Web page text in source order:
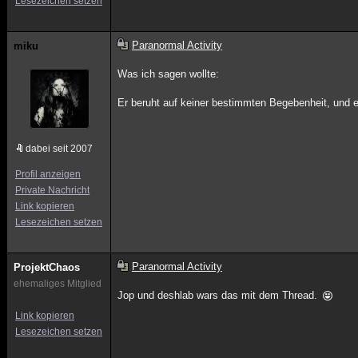
miku
dabei seit 2007
Profil anzeigen
Private Nachricht
Link kopieren
Lesezeichen setzen
Paranormal Activity
Was ich sagen wollte:
Er beruht auf keiner bestimmten Begebenheit, und
ProjektChaos
ehemaliges Mitglied
Link kopieren
Lesezeichen setzen
Paranormal Activity
Jop und deshlab wars das mit dem Thread.